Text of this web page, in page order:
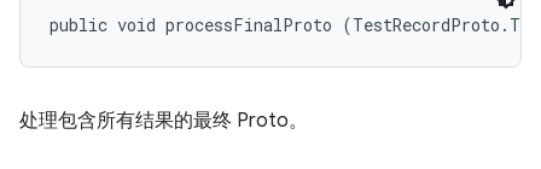
public void processFinalProto
处理包含所有结果的最终 Proto。